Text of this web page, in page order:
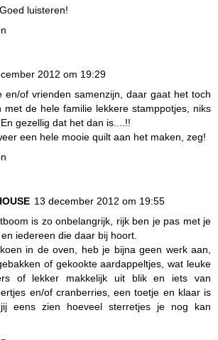
luisteren!
2012 om 19:29
en/of vrienden samenzijn, daar gaat het toch
met de hele familie lekkere stamppotjes, niks
gezellig dat het dan is....!!
een hele mooie quilt aan het maken, zeg!
13 december 2012 om 19:55
is zo onbelangrijk, rijk ben je pas met je
iedereen die daar bij hoort.
in de oven, heb je bijna geen werk aan,
of gekookte aardappeltjes, wat leuke
of lekker makkelijk uit blik en iets van
en/of cranberries, een toetje en klaar is
eens zien hoeveel sterretjes je nog kan